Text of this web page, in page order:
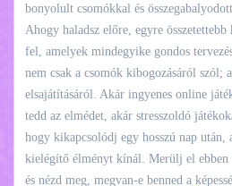
bonyolult csomókkal és
Ahogy haladsz előre, egyre
fel, amelyek mindegyike gondos
nem csak a csomók kibogozásáról szól;
elsajátításáról. Akár ingyenes online
tedd az elmédet, akár stresszoldó
hogy kikapcsolódj egy hosszú nap után,
kielégítő élményt kínál. Merülj el ebben
és nézd meg, megvan-e benned a